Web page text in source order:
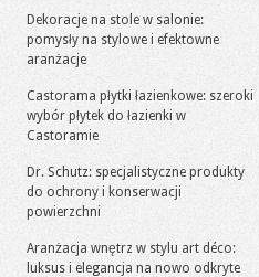
Dekoracje na stole w salonie:
pomysły na stylowe i efektowne
aranżacje
Castorama płytki łazienkowe: szeroki
wybór płytek do łazienki w
Castoramie
Dr. Schutz: specjalistyczne produkty
do ochrony i konserwacji
powierzchni
Aranżacja wnętrz w stylu art déco:
luksus i elegancja na nowo odkryte